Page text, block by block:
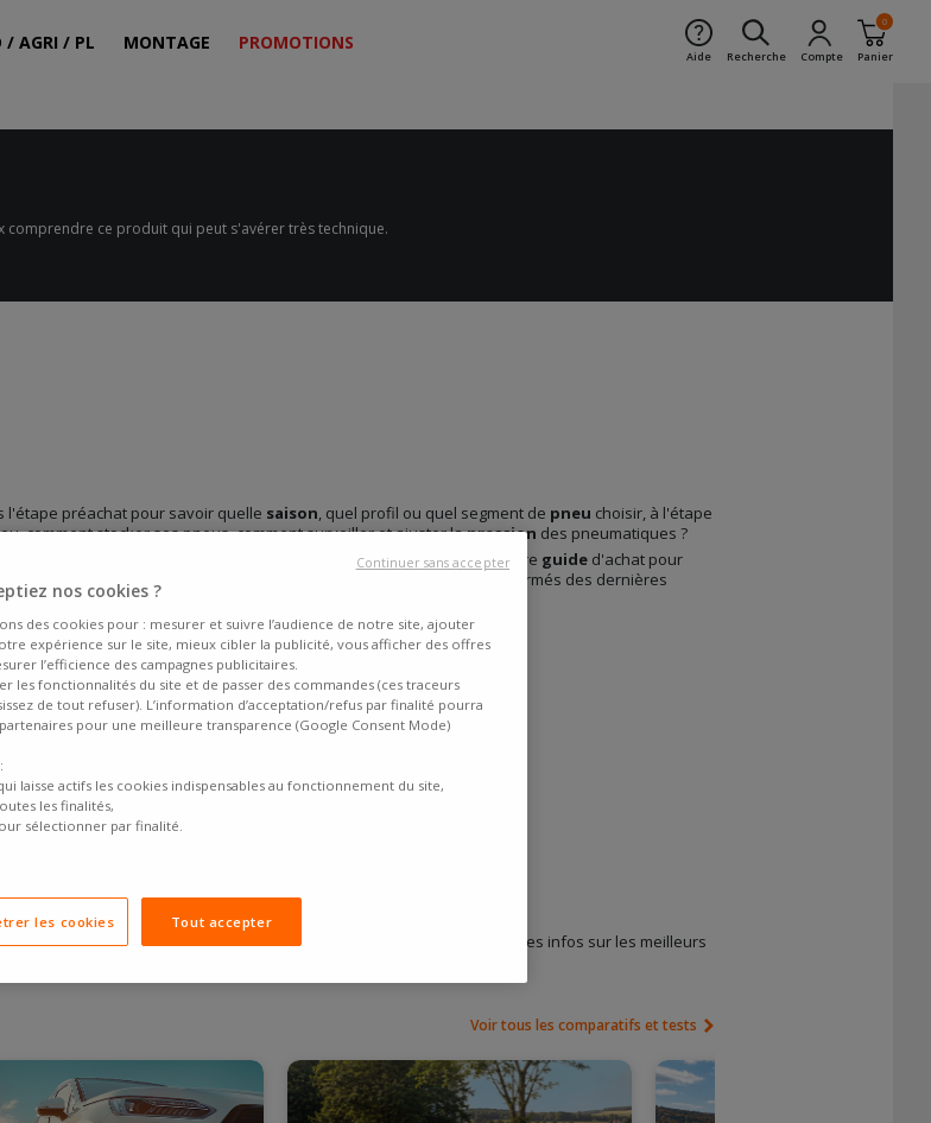
/ AGRI / PL MONTAGE PROMOTIONS
Aide Recherche Compte
0
Panier
comprendre ce produit qui peut s'avérer très technique.
l'étape préachat pour savoir quelle saison, quel profil ou quel segment de pneu choisir, à l'étape
comment stocker ses pneus, comment surveiller et ajuster lapression des pneumatiques ?
que vous vous posez sur tout ce qui touche les pneus. Consultez notre guide d'achat pour
parfaitement adaptés à vos besoins et votre
. Restez informés des dernières
lesinnovations.
les résultats des tests des magazines spécialisés ? Retrouvez toutes les infos sur les meilleurs
de tests.
Voir tous les comparatifs et tests
nos cookies ?
des cookies pour : mesurer et suivre l’audience de notre site, ajouter
expérience sur le site, mieux cibler la publicité, vous afficher des offres
l’efficience des campagnes publicitaires.
les fonctionnalités du site et de passer des commandes (ces traceurs
de tout refuser). L’information d’acceptation/refus par finalité pourra
pour une meilleure transparence (Google Consent Mode)
laisse actifs les cookies indispensables au fonctionnement du site,
les finalités,
sélectionner par finalité.
les cookies Tout accepter
Continuer sans accepter